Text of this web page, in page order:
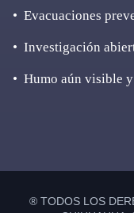
•⁠ ⁠Evacuaciones
•⁠ ⁠Investigación
•⁠ ⁠Humo aún visible
® TODOS LOS